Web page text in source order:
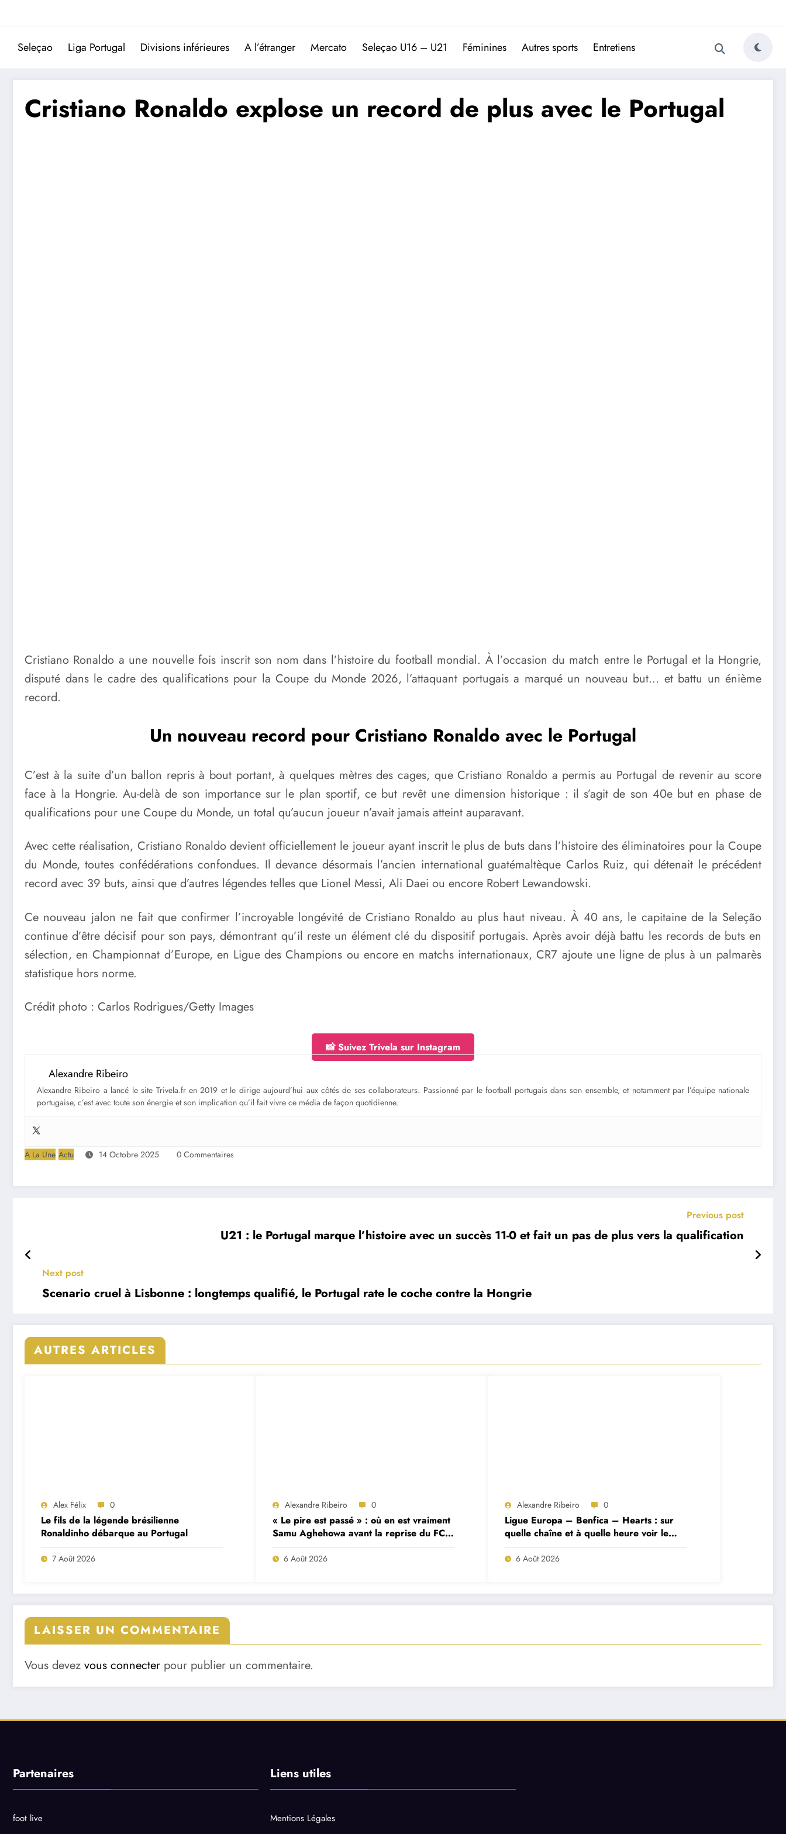
Trivela
L'actualité du football portugais
Seleçao Liga Portugal Divisions inférieures A l’étranger Mercato Seleçao U16 – U21 Féminines Autres sports Entretiens
Cristiano Ronaldo explose un record de plus avec le Portugal
Cristiano Ronaldo a une nouvelle fois inscrit son nom dans l’histoire du football mondial. À l’occasion du match entre le Portugal et la Hongrie,
disputé dans le cadre des qualifications pour la Coupe du Monde 2026, l’attaquant portugais a marqué un nouveau but… et battu un énième
record.
Un nouveau record pour Cristiano Ronaldo avec le Portugal
C’est à la suite d’un ballon repris à bout portant, à quelques mètres des cages, que Cristiano Ronaldo a permis au Portugal de revenir au score
face à la Hongrie. Au-delà de son importance sur le plan sportif, ce but revêt une dimension historique : il s’agit de son 40e but en phase de
qualifications pour une Coupe du Monde, un total qu’aucun joueur n’avait jamais atteint auparavant.
Avec cette réalisation, Cristiano Ronaldo devient officiellement le joueur ayant inscrit le plus de buts dans l’histoire des éliminatoires pour la Coupe
du Monde, toutes confédérations confondues. Il devance désormais l’ancien international guatémaltèque Carlos Ruiz, qui détenait le précédent
record avec 39 buts, ainsi que d’autres légendes telles que Lionel Messi, Ali Daei ou encore Robert Lewandowski.
Ce nouveau jalon ne fait que confirmer l’incroyable longévité de Cristiano Ronaldo au plus haut niveau. À 40 ans, le capitaine de la Seleção
continue d’être décisif pour son pays, démontrant qu’il reste un élément clé du dispositif portugais. Après avoir déjà battu les records de buts en
sélection, en Championnat d’Europe, en Ligue des Champions ou encore en matchs internationaux, CR7 ajoute une ligne de plus à un palmarès
statistique hors norme.
Crédit photo : Carlos Rodrigues/Getty Images
📸 Suivez Trivela sur Instagram
Alexandre Ribeiro
Alexandre Ribeiro a lancé le site Trivela.fr en 2019 et le dirige aujourd’hui aux côtés de ses collaborateurs. Passionné par le football portugais dans son ensemble, et notamment par l’équipe nationale
portugaise, c’est avec toute son énergie et son implication qu’il fait vivre ce média de façon quotidienne.
A La Une Actu 14 Octobre 2025 0 Commentaires
Previous post
U21 : le Portugal marque l’histoire avec un succès 11-0 et fait un pas de plus vers la qualification
Next post
Scenario cruel à Lisbonne : longtemps qualifié, le Portugal rate le coche contre la Hongrie
AUTRES ARTICLES
Alex Félix 0
Le fils de la légende brésilienne
Ronaldinho débarque au Portugal
7 Août 2026
Alexandre Ribeiro 0
« Le pire est passé » : où en est vraiment
Samu Aghehowa avant la reprise du FC
Porto ?
6 Août 2026
Alexandre Ribeiro 0
Ligue Europa – Benfica – Hearts : sur
quelle chaîne et à quelle heure voir le
match ?
6 Août 2026
LAISSER UN COMMENTAIRE
Vous devez vous connecter pour publier un commentaire.
Partenaires
foot live
Liens utiles
Mentions Légales